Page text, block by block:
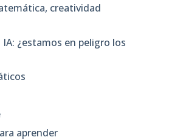
creatividad
¿estamos en peligro los
aprender